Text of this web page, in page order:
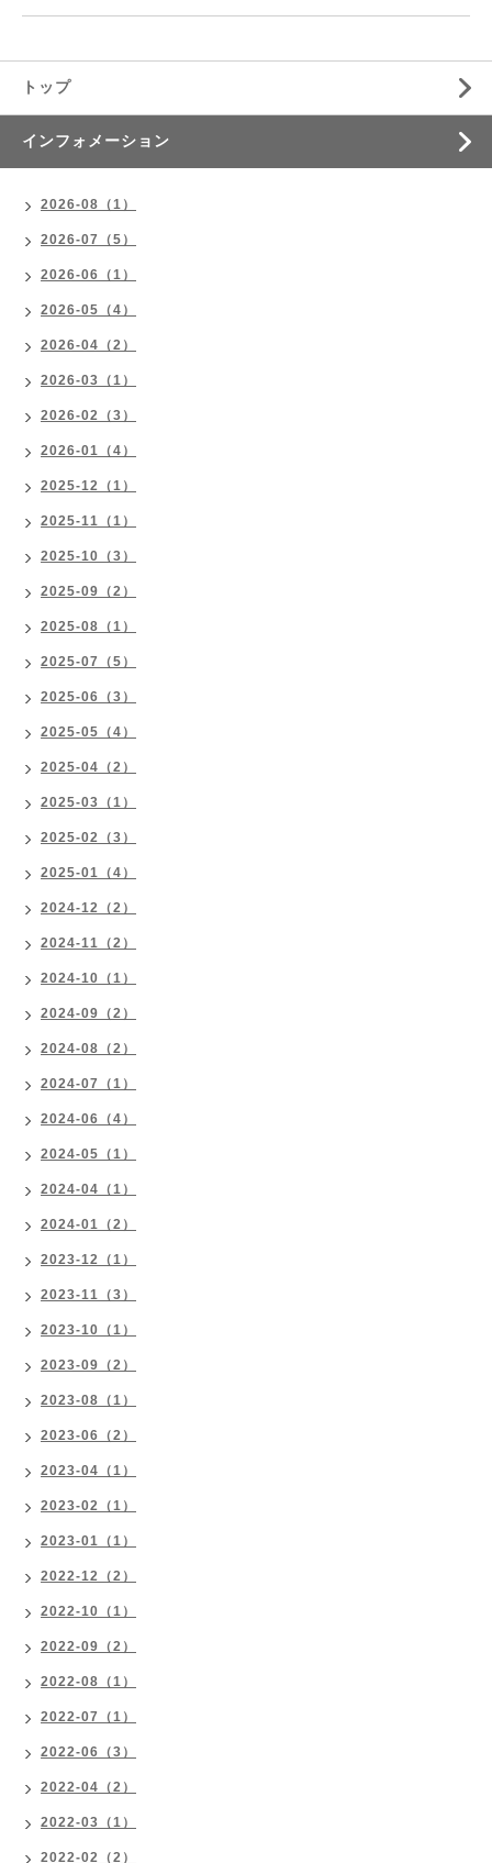
トップ
インフォメーション
2026-08（1）
2026-07（5）
2026-06（1）
2026-05（4）
2026-04（2）
2026-03（1）
2026-02（3）
2026-01（4）
2025-12（1）
2025-11（1）
2025-10（3）
2025-09（2）
2025-08（1）
2025-07（5）
2025-06（3）
2025-05（4）
2025-04（2）
2025-03（1）
2025-02（3）
2025-01（4）
2024-12（2）
2024-11（2）
2024-10（1）
2024-09（2）
2024-08（2）
2024-07（1）
2024-06（4）
2024-05（1）
2024-04（1）
2024-01（2）
2023-12（1）
2023-11（3）
2023-10（1）
2023-09（2）
2023-08（1）
2023-06（2）
2023-04（1）
2023-02（1）
2023-01（1）
2022-12（2）
2022-10（1）
2022-09（2）
2022-08（1）
2022-07（1）
2022-06（3）
2022-04（2）
2022-03（1）
2022-02（2）